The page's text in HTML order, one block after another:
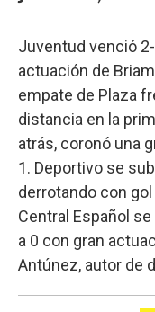
Juventud venció
actuación de
empate de Plaza
distancia en la
atrás, coronó una
1. Deportivo se
derrotando con gol
Central Español
a 0 con gran
Antúnez, autor de